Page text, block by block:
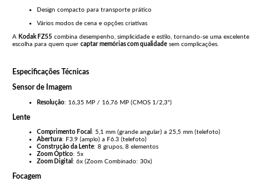
Design compacto para transporte prático
Vários modos de cena e opções criativas
A Kodak FZ55 combina desempenho, simplicidade e estilo, tornando-se uma excelente
escolha para quem quer captar memórias com qualidade sem complicações.
Especificações Técnicas
Sensor de Imagem
Resolução: 16,35 MP / 16,76 MP (CMOS 1/2,3")
Lente
Comprimento Focal : 5,1 mm (grande angular) a 25,5 mm (telefoto)
Abertura: F3.9 (amplo) a F6.3 (telefoto)
Construção da Lente: 8 grupos, 8 elementos
Zoom Óptico: 5x
Zoom Digital : 6x (Zoom Combinado: 30x)
Focagem